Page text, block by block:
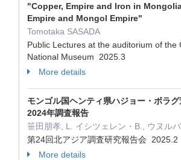
"Copper, Empire and Iron in
Empire and Mongol Empire"
Tomotaka SASADA
Public Lectures at the auditorium of the
National Museum 2025.3
More details
モンゴル国ヘンティ県ハジョー・ボラグ
2024年調査報告
笹田朋孝, L. イシツェレン・B., ウヌル
第24回北アジア調査研究報告会 2025.2
More details